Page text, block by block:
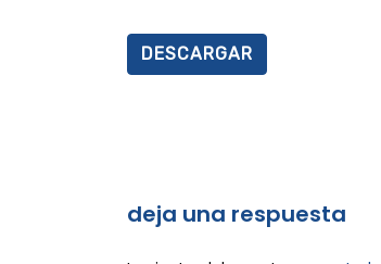
DESCARGAR
deja una respuesta